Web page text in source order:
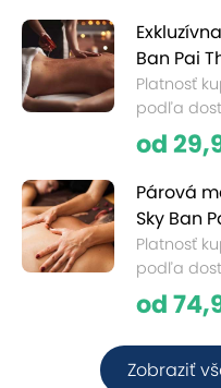
Ban Pai
Platnosť
podľa
od
Párová
Sky Ban
Platnosť
podľa
od
Zobraziť